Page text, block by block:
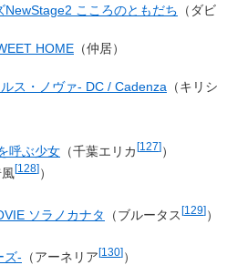
こころのともだち （ ダビ
HOME （仲居）
ス・ノヴァ- DC / Cadenza （キリシ
呼ぶ少女 （千葉エリカ[127]）
[128] ）
ソラノカナタ
（ブルータス [129] ）
ズ- （アーネリア[130]）